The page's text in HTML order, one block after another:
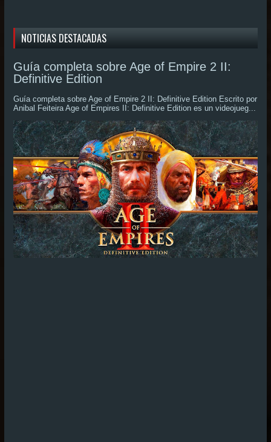
NOTICIAS DESTACADAS
Guía completa sobre Age of Empire 2 II:
Definitive Edition
Guía completa sobre Age of Empire 2 II: Definitive Edition Escrito por
Anibal Feiteira Age of Empires II: Definitive Edition es un videojueg...